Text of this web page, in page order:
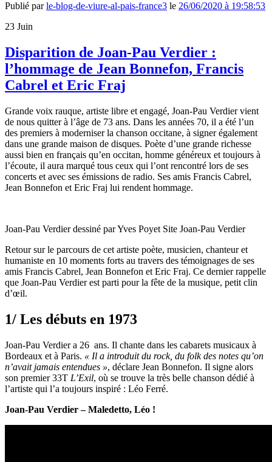
Publié parle-blog-de-viure-al-pais-france3 le 26/06/2020 à 19:58:53
23 Juin
Disparition de Joan-Pau Verdier :
l’hommage de Jean Bonnefon, Francis
Cabrel et Eric Fraj
Grande voix rauque, artiste libre et engagé, Joan-Pau Verdier vient
de nous quitter à l’âge de 73 ans. Dans les années 70, il a été l’un
des premiers à moderniser la chanson occitane, à signer également
dans une grande maison de disques. Poète d’une grande richesse
aussi bien en français qu’en occitan, homme généreux et toujours à
l’écoute, il aura marqué tous ceux qui l’ont rencontré lors de ses
concerts et avec ses émissions de radio. Ses amis Francis Cabrel,
Jean Bonnefon et Eric Fraj lui rendent hommage.
Joan-Pau Verdier dessiné par Yves Poyet Site Joan-Pau Verdier
Retour sur le parcours de cet artiste poète, musicien, chanteur et
humaniste en 10 moments forts au travers des témoignages de ses
amis Francis Cabrel, Jean Bonnefon et Eric Fraj. Ce dernier rappelle
que Joan-Pau Verdier est parti pour la fête de la musique, petit clin
d’œil.
1/ Les débuts en 1973
Joan-Pau Verdier a 26 ans. Il chante dans les cabarets musicaux à
Bordeaux et à Paris. « Il a introduit du rock, du folk des notes qu’on
n’avait jamais entendues », déclare Jean Bonnefon. Il signe alors
son premier 33T L’Exil, où se trouve la très belle chanson dédié à
l’artiste qui l’a toujours inspiré : Léo Ferré.
Joan-Pau Verdier –Maledetto, Léo !